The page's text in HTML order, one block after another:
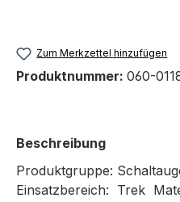
Zum Merkzettel hinzufügen
Produktnummer: 060-
Beschreibung
Produktgruppe:
Einsatzbereich: Trek